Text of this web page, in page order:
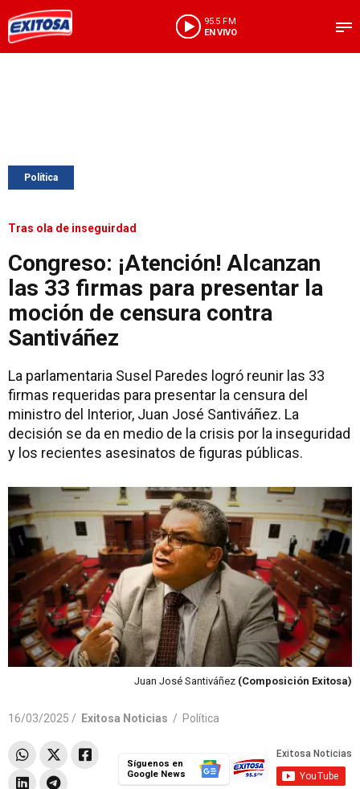
95.5 FM
EN VIVO
Política
Tras ola de inseguirdad
Congreso: ¡Atención! Alcanzan
las 33 firmas para presentar la
moción de censura contra
Santiváñez
La parlamentaria Susel Paredes logró reunir las 33
firmas requeridas para presentar la censura del
ministro del Interior, Juan José Santiváñez. La
decisión se da en medio de la crisis por la inseguridad
y los recientes asesinatos de figuras públicas.
Juan José Santiváñez (Composición Exitosa)
16/03/2025 / Exitosa Noticias / Política
Síguenos en
Google News